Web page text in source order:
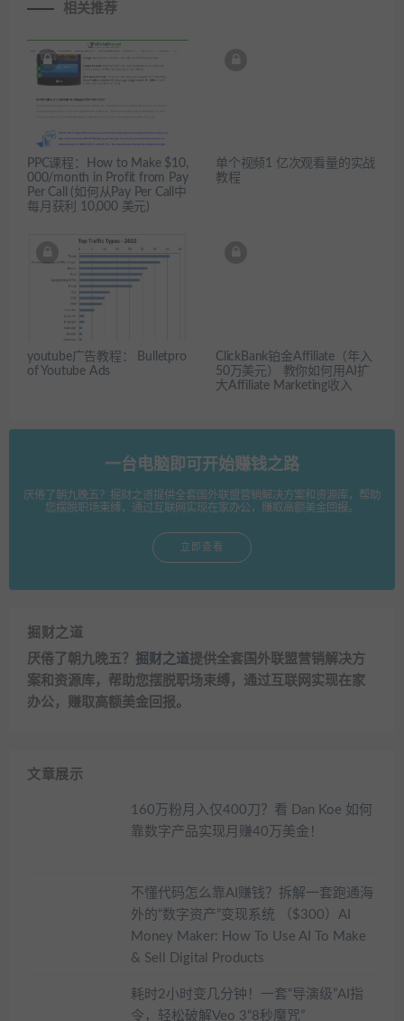
相关推荐
PPC课程：How to Make $10,
000/month in Profit from Pay
Per Call (如何从Pay Per Call中
每月获利 10,000 美元)
单个视频1 亿次观看量的实战
教程
youtube广告教程： Bulletpro
of Youtube Ads
ClickBank铂金Affiliate（年入
50万美元） 教你如何用AI扩
大Affiliate Marketing收入
一台电脑即可开始赚钱之路
厌倦了朝九晚五？掘财之道提供全套国外联盟营销解决方案和资源库，帮助
您摆脱职场束缚，通过互联网实现在家办公，赚取高额美金回报。
立即查看
掘财之道
厌倦了朝九晚五？ 掘财之道提供全套国外联盟营销解决方
案和资源库，帮助您摆脱职场束缚，通过互联网实现在家
办公，赚取高额美金回报。
文章展示
160万粉月入仅400刀？看 Dan Koe 如何
靠数字产品实现月赚40万美金！
不懂代码怎么靠AI赚钱？拆解一套跑通海
外的“数字资产”变现系统 （$300）AI
Money Maker: How To Use AI To Make
& Sell Digital Products
耗时2小时变几分钟！一套“导演级”AI指
令，轻松破解Veo 3“8秒魔咒”